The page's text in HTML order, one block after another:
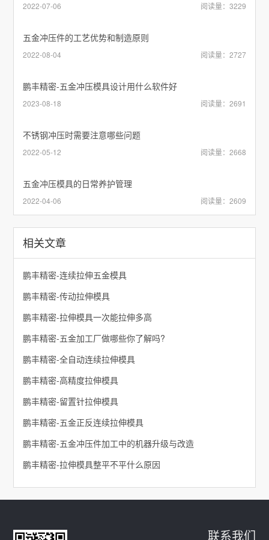
2022-07-06 阅读量：3229
五金冲压件的工艺优势和制造原则
2022-08-04 阅读量：2727
鹏丰精密-五金冲压模具设计用什么软件好
2023-08-18 阅读量：2691
不锈钢冲压时需要注意哪些问题
2022-05-12 阅读量：2668
五金冲压模具的日常养护管理
2022-04-06 阅读量：2609
相关文章
鹏丰精密-连续拉伸五金模具
鹏丰精密-传动拉伸模具
鹏丰精密-拉伸模具一次能拉伸多高
鹏丰精密-五金加工厂做哪些你了解吗?
鹏丰精密-全自动连续拉伸模具
鹏丰精密-高精度拉伸模具
鹏丰精密-留置针拉伸模具
鹏丰精密-五金正反连续拉伸模具
鹏丰精密-五金冲压件加工中的机器升级与改造
鹏丰精密-拉伸模具整平不平什么原因
联系我们